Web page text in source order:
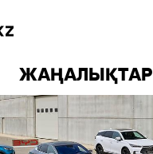
ЖАҢАЛЫҚТАР